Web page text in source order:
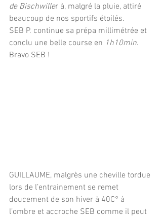
de Bischwiller à, malgré la pluie, attiré
beaucoup de nos sportifs étoilés.
SEB P. continue sa prépa millimétrée et
conclu une belle course en 1h10min.
Bravo SEB !
GUILLAUME, malgrès une cheville tordue
lors de l’entrainement se remet
doucement de son hiver à 40C° à
l’ombre et accroche SEB comme il peut